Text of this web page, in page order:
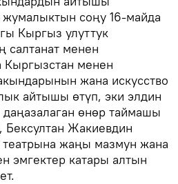
соңу 16-майда
Кыргыз улуттук
салтанат менен
менен
жана искусство
айтышы өтүп, эки элдин
өнөр таймашы
Бексултан Жакиевдин
жаңы мазмун жана
эмгектер катары алтын